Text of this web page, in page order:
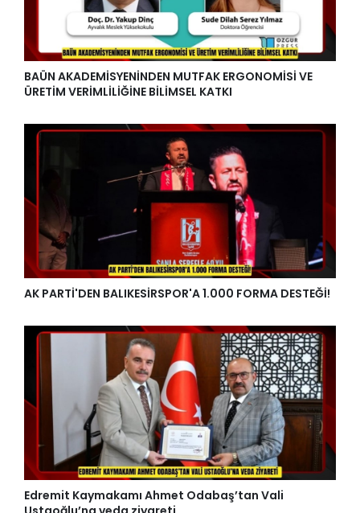
BAÜN AKADEMİSYENİNDEN MUTFAK ERGONOMİSİ VE
ÜRETİM VERİMLİLİĞİNE BİLİMSEL KATKI
AK PARTİ'DEN BALIKESİRSPOR'A 1.000 FORMA DESTEĞİ!
Edremit Kaymakamı Ahmet Odabaş’tan Vali